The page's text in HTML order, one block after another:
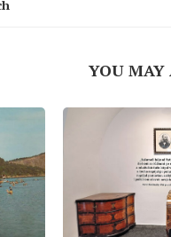
YOU MAY